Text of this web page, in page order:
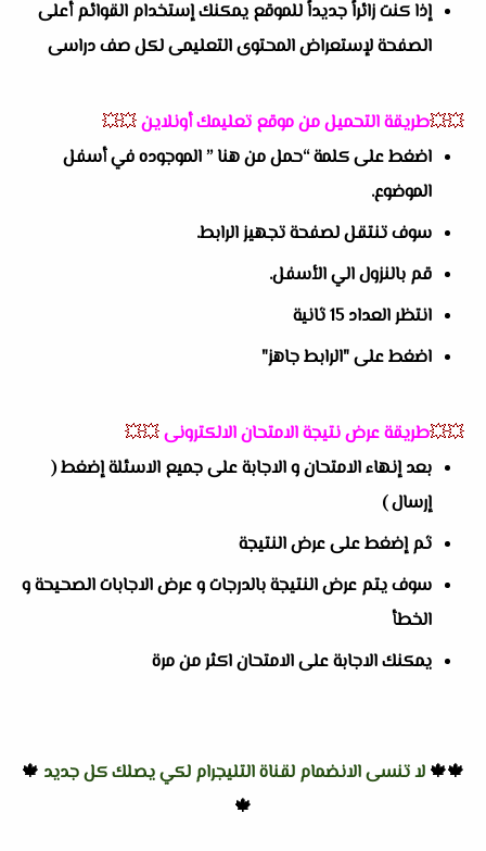
إذا كنت زائراً جديداً للموقع يمكنك إستخدام القوائم أعلى
الصفحة لإستعراض المحتوى التعليمى لكل صف دراسى
💥💥طريقة التحميل من موقع تعليمك أونلاين💥💥
اضغط على كلمة “حمل من هنا ” الموجوده في أسفل
الموضوع.
سوف تنتقل لصفحة تجهيز الرابط.
قم بالنزول الي الأسفل.
انتظر العداد 15 ثانية
اضغط على "الرابط جاهز"
💥💥طريقة عرض نتيجة الامتحان الالكترونى💥💥
بعد إنهاء الامتحان و الاجابة على جميع الاسئلة إضغط (
إرسال )
ثم إضغط على عرض النتيجة
سوف يتم عرض النتيجة بالدرجات و عرض الاجابات الصحيحة و
الخطأ
يمكنك الاجابة على الامتحان اكثر من مرة
🍁🍁 لا تنسى الانضمام لقناة التليجرام لكي يصلك كل جديد 🍁
🍁